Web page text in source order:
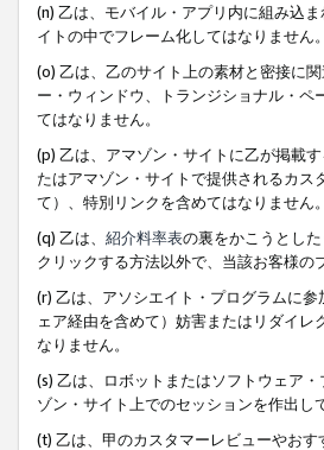
(n) 乙は、モバイル・アプリ内に組み込
イトの中でフレーム化してはなりませ
(o) 乙は、乙のサイト上の素材と密接に
ー・ウィンドウ、トランジショナル・
てはなりません。
(p) 乙は、アマゾン・サイトに乙が掲載
たはアマゾン・サイトで提供されるカ
て）、特別リンクを含めてはなりません。
(q) 乙は、 紹介料率表の裏をかこうとし
クリックする方法以外で、当該お客様
(r) 乙は、アソシエイト・プログラムに
ェア経由を含めて）妨害またはリダイ
なりません。
(s) 乙は、ロボットまたはソフトウェア
ゾン・サイト上でのセッションを作出し
(t) 乙は、甲のカスタマーレビューやお